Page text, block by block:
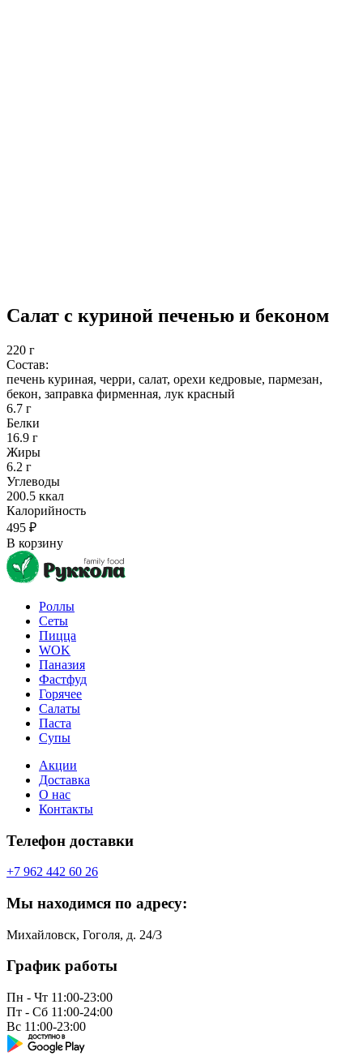
Салат с куриной печенью и беконом
220 г
Состав:
печень куриная, черри, салат, орехи кедровые, пармезан,
бекон, заправка фирменная, лук красный
6.7 г
Белки
16.9 г
Жиры
6.2 г
Углеводы
200.5 ккал
Калорийность
495 ₽
В корзину
Роллы
Сеты
Пицца
WOK
Паназия
Фастфуд
Горячее
Салаты
Паста
Супы
Акции
Доставка
О нас
Контакты
Телефон доставки
+7 962 442 60 26
Мы находимся по адресу:
Михайловск, Гоголя, д. 24/3
График работы
Пн - Чт 11:00-23:00
Пт - Сб 11:00-24:00
Вс 11:00-23:00